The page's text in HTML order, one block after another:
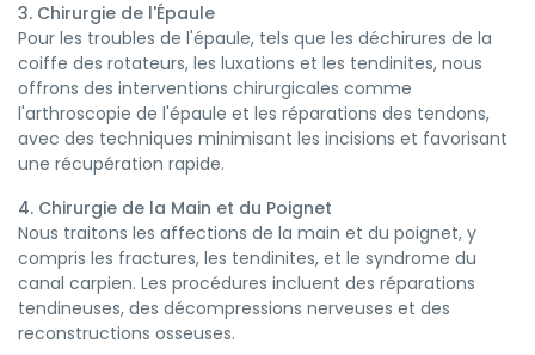
3. Chirurgie de l'Épaule
Pour les troubles de l'épaule, tels que les déchirures de la
coiffe des rotateurs, les luxations et les tendinites, nous
offrons des interventions chirurgicales comme
l'arthroscopie de l'épaule et les réparations des tendons,
avec des techniques minimisant les incisions et favorisant
une récupération rapide.
4. Chirurgie de la Main et du Poignet
Nous traitons les affections de la main et du poignet, y
compris les fractures, les tendinites, et le syndrome du
canal carpien. Les procédures incluent des réparations
tendineuses, des décompressions nerveuses et des
reconstructions osseuses.